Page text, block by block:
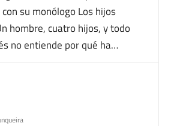
su monólogo Los hijos
hombre, cuatro hijos, y todo
no entiende por qué ha
pequeños y por qué ahora,
le sirve ninguno… Porque los